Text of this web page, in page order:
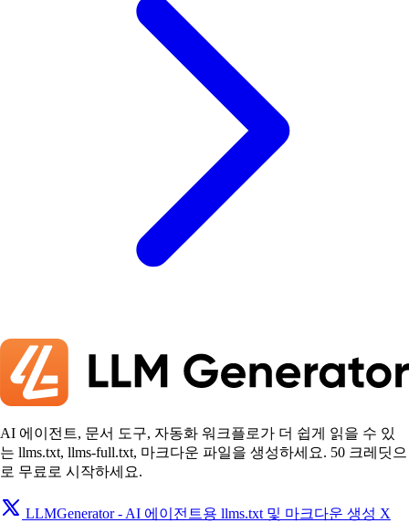
AI 에이전트, 문서 도구, 자동화 워크플로가 더 쉽게 읽을 수 있
는 llms.txt, llms-full.txt, 마크다운 파일을 생성하세요. 50 크레딧으
로 무료로 시작하세요.
LLMGenerator - AI 에이전트용 llms.txt 및 마크다운 생성 X